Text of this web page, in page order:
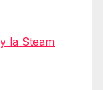
la Steam